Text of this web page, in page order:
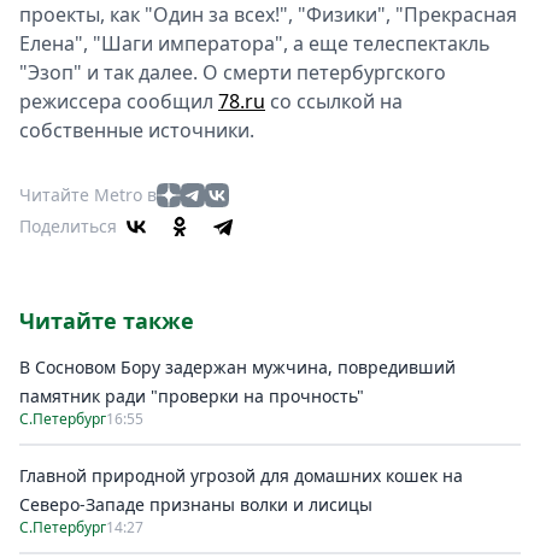
проекты, как "Один за всех!", "Физики", "Прекрасная
Елена", "Шаги императора", а еще телеспектакль
"Эзоп" и так далее. О смерти петербургского
режиссера сообщил 78.ru со ссылкой на
собственные источники.
Читайте Metro в
Поделиться
Читайте также
В Сосновом Бору задержан мужчина, повредивший
памятник ради "проверки на прочность"
С.Петербург16:55
Главной природной угрозой для домашних кошек на
Северо-Западе признаны волки и лисицы
С.Петербург14:27